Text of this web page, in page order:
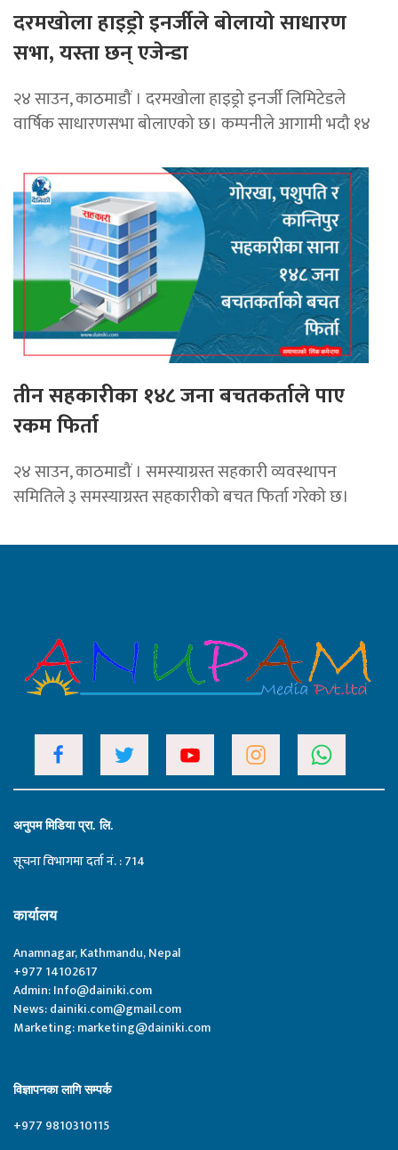
दरमखोला हाइड्रो इनर्जीले बोलायो साधारण
सभा, यस्ता छन् एजेन्डा
२४ साउन, काठमाडौं । दरमखोला हाइड्रो इनर्जी लिमिटेडले
वार्षिक साधारणसभा बोलाएको छ। कम्पनीले आगामी भदौ १४
तीन सहकारीका १४८ जना बचतकर्ताले पाए
रकम फिर्ता
२४ साउन, काठमाडौं । समस्याग्रस्त सहकारी व्यवस्थापन
समितिले ३ समस्याग्रस्त सहकारीको बचत फिर्ता गरेको छ।
अनुपम मिडिया प्रा. लि.
सूचना विभागमा दर्ता नं. : 714
कार्यालय
Anamnagar, Kathmandu, Nepal
+977 14102617
Admin:Info@dainiki.com
News:dainiki.com@gmail.com
Marketing:marketing@dainiki.com
विज्ञापनका लागि सम्पर्क
+977 9810310115